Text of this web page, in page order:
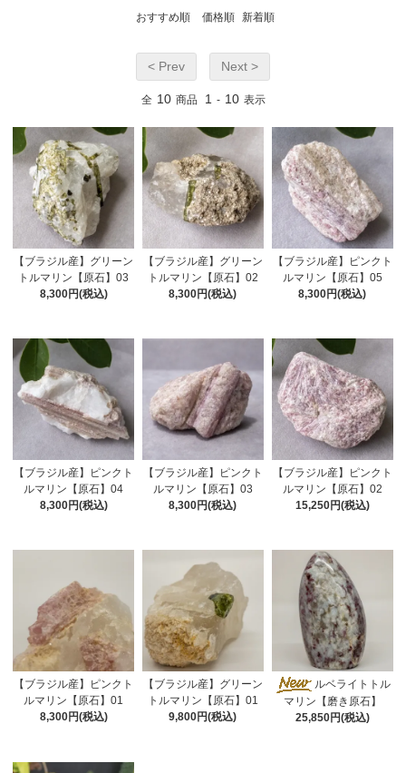
おすすめ順 価格順 新着順
< Prev Next >
全 10 商品 1 - 10 表示
【ブラジル産】グリーン
トルマリン【原石】03
8,300円(税込)
【ブラジル産】グリーン
トルマリン【原石】02
8,300円(税込)
【ブラジル産】ピンクト
ルマリン【原石】05
8,300円(税込)
【ブラジル産】ピンクト
ルマリン【原石】04
8,300円(税込)
【ブラジル産】ピンクト
ルマリン【原石】03
8,300円(税込)
【ブラジル産】ピンクト
ルマリン【原石】02
15,250円(税込)
【ブラジル産】ピンクト
ルマリン【原石】01
8,300円(税込)
【ブラジル産】グリーン
トルマリン【原石】01
9,800円(税込)
ルベライトトル
マリン【磨き原石】
25,850円(税込)